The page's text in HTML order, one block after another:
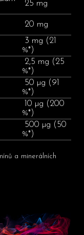
25 mg
20 mg
3 mg (21
%*)
2,5 mg (25
%*)
50 µg (91
%*)
10 µg (200
%*)
500 µg (50
%*)
a minerálních